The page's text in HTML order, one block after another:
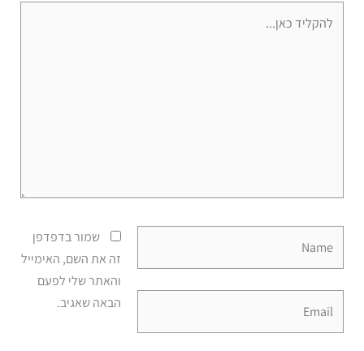
שמור בדפדפן
זה את השם, האימייל
והאתר שלי לפעם
הבאה שאגיב.